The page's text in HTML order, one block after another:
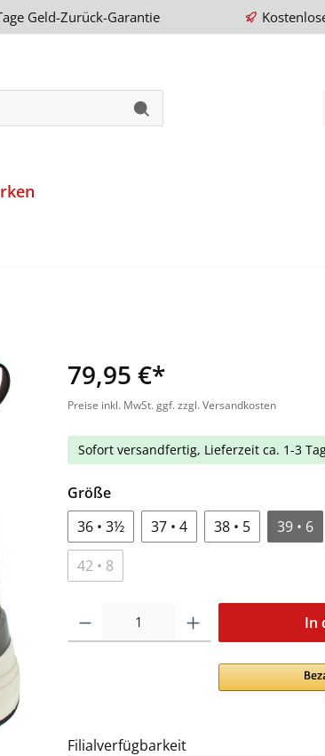
Geld-Zurück-Garantie
79,95 €*
Preise inkl. MwSt. ggf. zzgl. Versandkosten
Sofort versandfertig, Lieferzeit ca. 1-3
Größe
36 • 3½
37 • 4 38 • 5 39 • 6
42 • 8
In
Filialverfügbarkeit